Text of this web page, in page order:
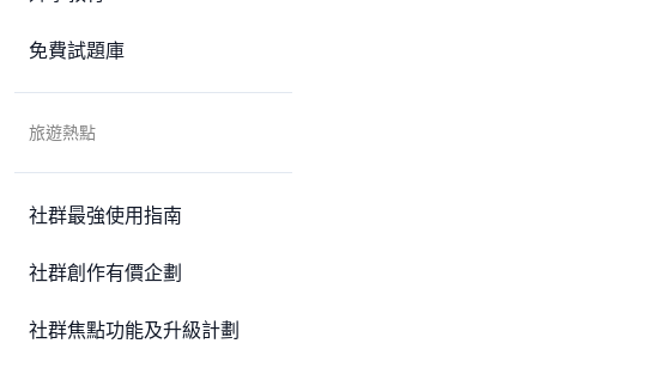
免費試題庫
旅遊熱點
社群最強使用指南
社群創作有價企劃
社群焦點功能及升級計劃